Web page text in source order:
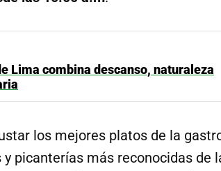
Lima combina descanso, naturaleza
los mejores platos de la
picanterías más reconocidas de